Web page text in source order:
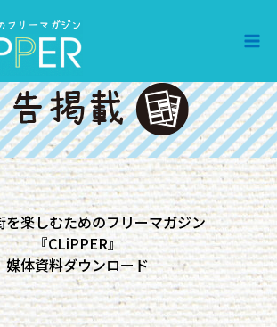
を楽しむためのフリーマガジン
『CLiPPER』
媒体資料ダウンロード